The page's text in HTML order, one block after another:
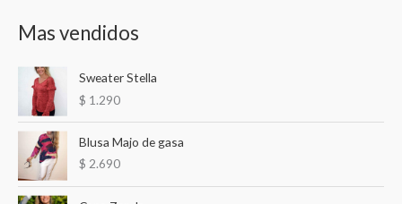
c
o
:
Mas vendidos
Sweater Stella
$ 1.290
Blusa Majo de gasa
$ 2.690